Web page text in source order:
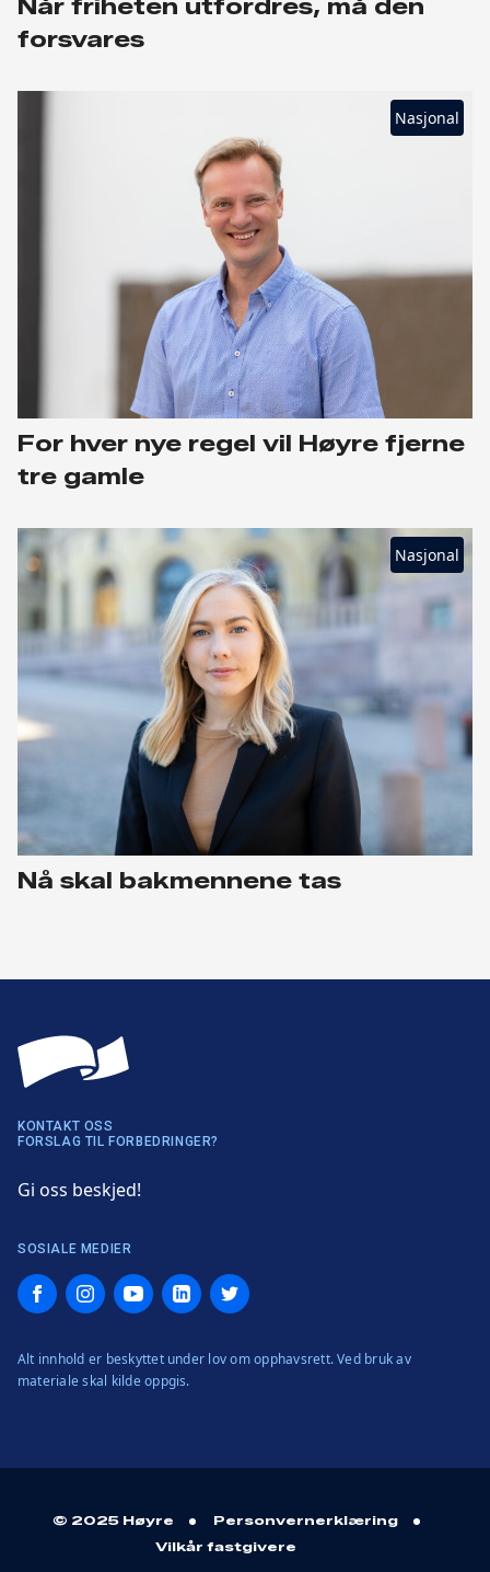
Når friheten utfordres, må den
forsvares
Nasjonal
For hver nye regel vil Høyre fjerne
tre gamle
Nasjonal
Nå skal bakmennene tas
KONTAKT OSS
FORSLAG TIL FORBEDRINGER?
Gi oss beskjed!
SOSIALE MEDIER
FacebookInstagramYouTubeLinkedInTwitter
Alt innhold er beskyttet under lov om opphavsrett. Ved bruk av
materiale skal kilde oppgis.
© 2025 Høyre
Personvernerklæring
Vilkår fastgivere